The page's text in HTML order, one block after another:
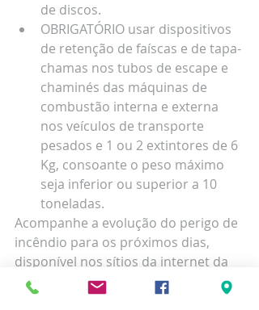
de discos.
OBRIGATÓRIO usar dispositivos
de retenção de faíscas e de tapa-
chamas nos tubos de escape e
chaminés das máquinas de
combustão interna e externa
nos veículos de transporte
pesados e 1 ou 2 extintores de 6
Kg, consoante o peso máximo
seja inferior ou superior a 10
toneladas.
Acompanhe a evolução do perigo de
incêndio para os próximos dias,
disponível nos sítios da internet da
ANEPC, do IPMA e do ICNF, ou junto
dos Serviços Municipais de Proteção